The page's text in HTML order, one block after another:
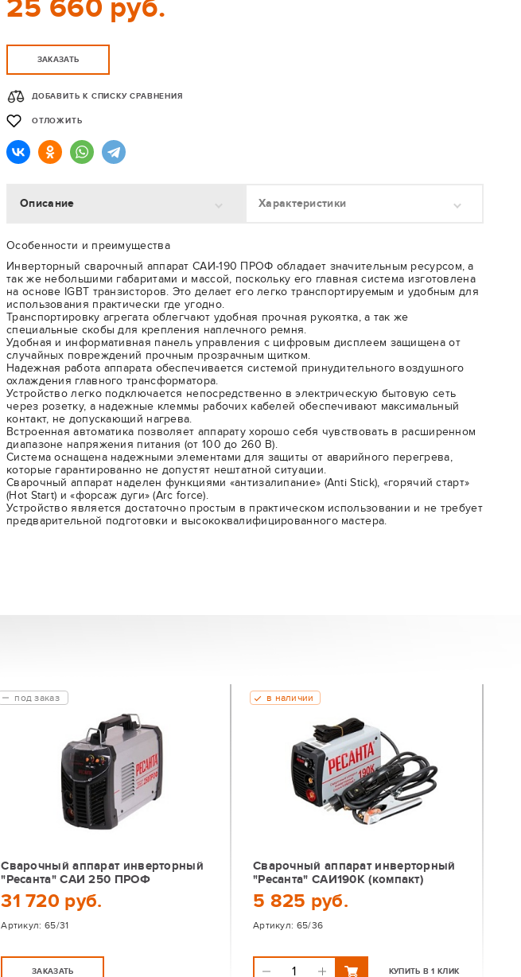
25 660 руб.
ЗАКАЗАТЬ
ДОБАВИТЬ К СПИСКУ СРАВНЕНИЯ
ОТЛОЖИТЬ
Описание Характеристики
Особенности и преимущества
Инверторный сварочный аппарат САИ-190 ПРОФ обладает значительным ресурсом, а
так же небольшими габаритами и массой, поскольку его главная система изготовлена
на основе IGBT транзисторов. Это делает его легко транспортируемым и удобным для
использования практически где угодно.
Транспортировку агрегата облегчают удобная прочная рукоятка, а так же
специальные скобы для крепления наплечного ремня.
Удобная и информативная панель управления с цифровым дисплеем защищена от
случайных повреждений прочным прозрачным щитком.
Надежная работа аппарата обеспечивается системой принудительного воздушного
охлаждения главного трансформатора.
Устройство легко подключается непосредственно в электрическую бытовую сеть
через розетку, а надежные клеммы рабочих кабелей обеспечивают максимальный
контакт, не допускающий нагрева.
Встроенная автоматика позволяет аппарату хорошо себя чувствовать в расширенном
диапазоне напряжения питания (от 100 до 260 В).
Система оснащена надежными элементами для защиты от аварийного перегрева,
которые гарантированно не допустят нештатной ситуации.
Сварочный аппарат наделен функциями «антизалипание» (Anti Stick), «горячий старт»
(Hot Start) и «форсаж дуги» (Arc force).
Устройство является достаточно простым в практическом использовании и не требует
предварительной подготовки и высококвалифицированного мастера.
Сварочный аппарат инверторный
"Ресанта" САИ 250 ПРОФ
31 720 руб.
Артикул: 65/31
под заказ
ЗАКАЗАТЬ
Сварочный аппарат инверторный
"Ресанта" САИ190К (компакт)
5 825 руб.
Артикул: 65/36
в наличии
КУПИТЬ В 1 КЛИК